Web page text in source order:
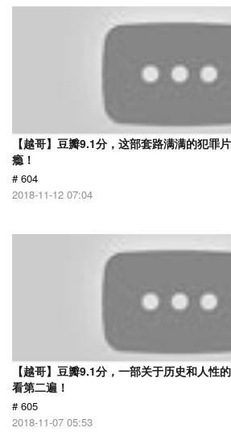
【越哥】豆瓣9.1分，这部套路满满的犯罪
瘾！
# 604
2018-11-12 07:04
【越哥】豆瓣9.1分，一部关于历史和人性
看第二遍！
# 605
2018-11-07 05:53